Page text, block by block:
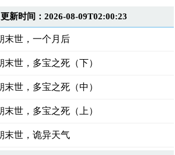
新时间：2026-08-09T02:00:23
末世，一个月后
末世，多宝之死（下）
末世，多宝之死（中）
末世，多宝之死（上）
末世，诡异天气